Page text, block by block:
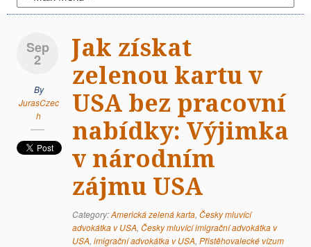
Sep
2
By
JurasCzec
h
Jak získat
zelenou kartu v
USA bez pracovní
nabídky: Výjimka
v národním
zájmu USA
Category:Americká zelená karta, Česky mluvící
advokátka v USA, Česky mluvící imigrační advokátka v
USA, imigrační advokátka v USA, Přistěhovalecké vízum